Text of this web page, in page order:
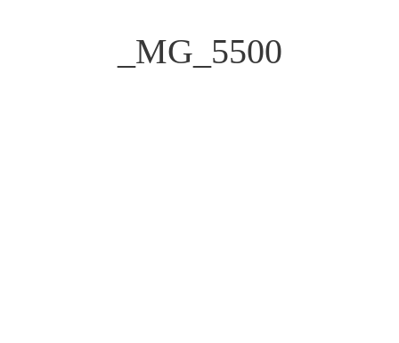
_MG_5500